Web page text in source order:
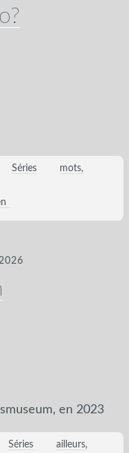
Séries
mots
en 2023
Séries
ailleurs